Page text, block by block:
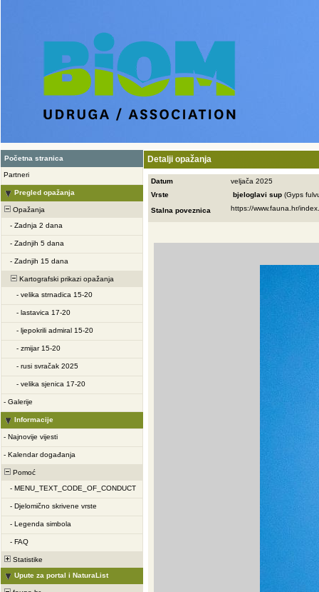
Početna stranica
Partneri
Pregled opažanja
Opažanja
- Zadnja 2 dana
- Zadnjih 5 dana
- Zadnjih 15 dana
Kartografski prikazi opažanja
- velika strnadica 15-20
- lastavica 17-20
- ljepokrili admiral 15-20
- zmijar 15-20
- rusi svračak 2025
- velika sjenica 17-20
- Galerije
Informacije
- Najnovije vijesti
- Kalendar događanja
Pomoć
- MENU_TEXT_CODE_OF_CONDUCT
- Djelomično skrivene vrste
- Legenda simbola
- FAQ
Statistike
Upute za portal i NaturaList
Detalji opažanja
Datum
veljača 2025
Vrste
bjeloglavi sup (Gyps
Stalna poveznica